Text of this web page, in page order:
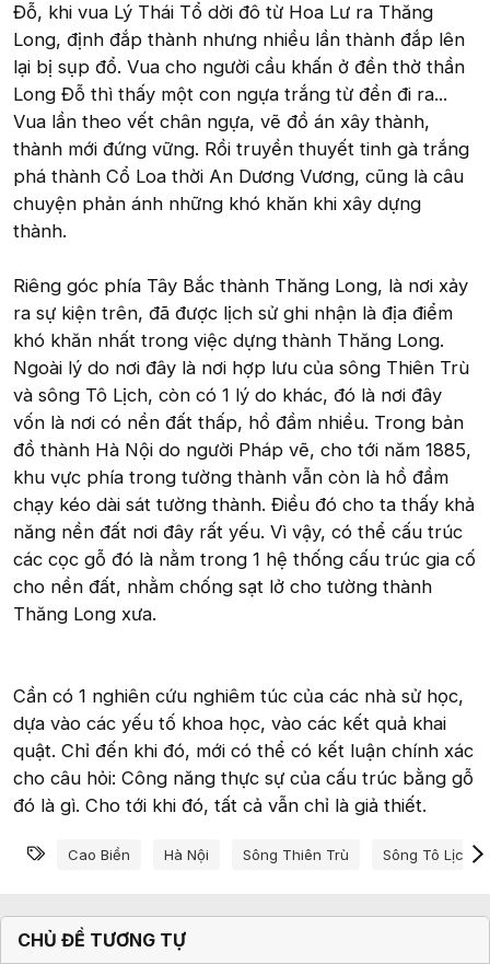
Đỗ, khi vua Lý Thái Tổ dời đô từ Hoa Lư ra Thăng
Long, định đắp thành nhưng nhiều lần thành đắp lên
lại bị sụp đổ. Vua cho người cầu khấn ở đền thờ thần
Long Đỗ thì thấy một con ngựa trắng từ đền đi ra...
Vua lần theo vết chân ngựa, vẽ đồ án xây thành,
thành mới đứng vững. Rồi truyền thuyết tinh gà trắng
phá thành Cổ Loa thời An Dương Vương, cũng là câu
chuyện phản ánh những khó khăn khi xây dựng
thành.
Riêng góc phía Tây Bắc thành Thăng Long, là nơi xảy
ra sự kiện trên, đã được lịch sử ghi nhận là địa điểm
khó khăn nhất trong việc dựng thành Thăng Long.
Ngoài lý do nơi đây là nơi hợp lưu của sông Thiên Trù
và sông Tô Lịch, còn có 1 lý do khác, đó là nơi đây
vốn là nơi có nền đất thấp, hồ đầm nhiều. Trong bản
đồ thành Hà Nội do người Pháp vẽ, cho tới năm 1885,
khu vực phía trong tường thành vẫn còn là hồ đầm
chạy kéo dài sát tường thành. Điều đó cho ta thấy khả
năng nền đất nơi đây rất yếu. Vì vậy, có thể cấu trúc
các cọc gỗ đó là nằm trong 1 hệ thống cấu trúc gia cố
cho nền đất, nhằm chống sạt lở cho tường thành
Thăng Long xưa.
Cần có 1 nghiên cứu nghiêm túc của các nhà sử học,
dựa vào các yếu tố khoa học, vào các kết quả khai
quật. Chỉ đến khi đó, mới có thể có kết luận chính xác
cho câu hỏi: Công năng thực sự của cấu trúc bằng gỗ
đó là gì. Cho tới khi đó, tất cả vẫn chỉ là giả thiết.
Từ khóa
Cao Biền Hà Nội Sông Thiên Trù Sông Tô Lịch
CHỦ ĐỀ TƯƠNG TỰ